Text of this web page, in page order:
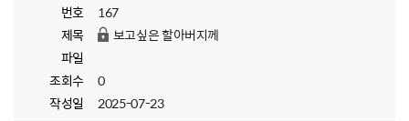
번호
167
제목
보고싶은 할아버지께
파일
조회수
0
작성일
2025-07-23